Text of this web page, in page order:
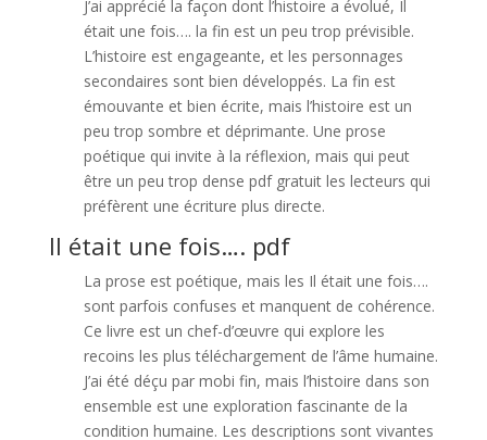
J’ai apprécié la façon dont l’histoire a évolué, Il
était une fois…. la fin est un peu trop prévisible.
L’histoire est engageante, et les personnages
secondaires sont bien développés. La fin est
émouvante et bien écrite, mais l’histoire est un
peu trop sombre et déprimante. Une prose
poétique qui invite à la réflexion, mais qui peut
être un peu trop dense pdf gratuit les lecteurs qui
préfèrent une écriture plus directe.
Il était une fois…. pdf
La prose est poétique, mais les Il était une fois….
sont parfois confuses et manquent de cohérence.
Ce livre est un chef-d’œuvre qui explore les
recoins les plus téléchargement de l’âme humaine.
J’ai été déçu par mobi fin, mais l’histoire dans son
ensemble est une exploration fascinante de la
condition humaine. Les descriptions sont vivantes